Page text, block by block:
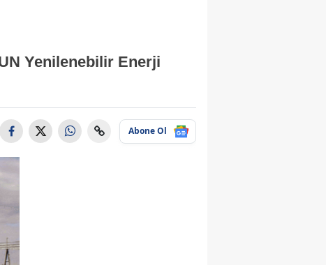
Yenilenebilir Enerji
Abone Ol